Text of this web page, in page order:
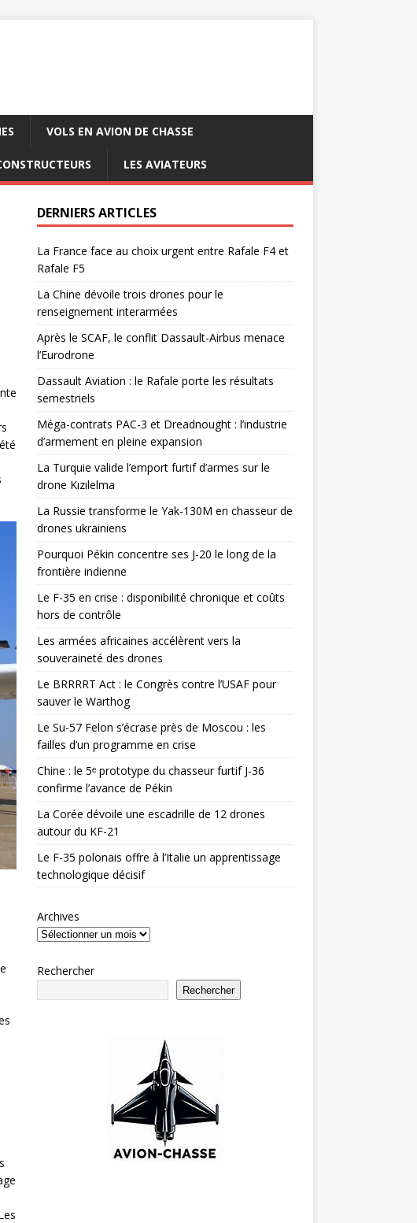
VOLS EN AVION DE CHASSE
LES AVIATEURS
DERNIERS ARTICLES
La France face au choix urgent entre Rafale F4 et
Rafale F5
La Chine dévoile trois drones pour le
renseignement interarmées
Après le SCAF, le conflit Dassault-Airbus menace
l’Eurodrone
Dassault Aviation : le Rafale porte les résultats
semestriels
Méga-contrats PAC-3 et Dreadnought : l’industrie
d’armement en pleine expansion
La Turquie valide l’emport furtif d’armes sur le
drone Kızılelma
La Russie transforme le Yak-130M en chasseur de
drones ukrainiens
Pourquoi Pékin concentre ses J-20 le long de la
frontière indienne
Le F-35 en crise : disponibilité chronique et coûts
hors de contrôle
Les armées africaines accélèrent vers la
souveraineté des drones
Le BRRRRT Act : le Congrès contre l’USAF pour
sauver le Warthog
Le Su-57 Felon s’écrase près de Moscou : les
failles d’un programme en crise
Chine : le 5ᵉ prototype du chasseur furtif J-36
confirme l’avance de Pékin
La Corée dévoile une escadrille de 12 drones
autour du KF-21
Le F-35 polonais offre à l’Italie un apprentissage
technologique décisif
Archives
Rechercher
Rechercher